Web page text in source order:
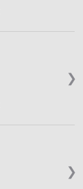
❯
❯